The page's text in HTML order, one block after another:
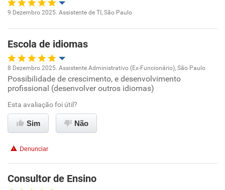
Recomenda esta empresa
Ambiente de trabalho
Recomenda esta empresa
9 Dezembro 2025. Assistente de TI, São Paulo
Escola de idiomas
Oportunidade de promoção
Ambiente de trabalho
Conciliação com a vida familiar
Recomenda esta empresa
8 Dezembro 2025. Assistente Administrativo (Ex-Funcionário), São Paulo
Possibilidade de crescimento, e desenvolvimento
profissional (desenvolver outros idiomas)
Esta avaliação foi útil?
Sim Não
Denunciar
Consultor de Ensino